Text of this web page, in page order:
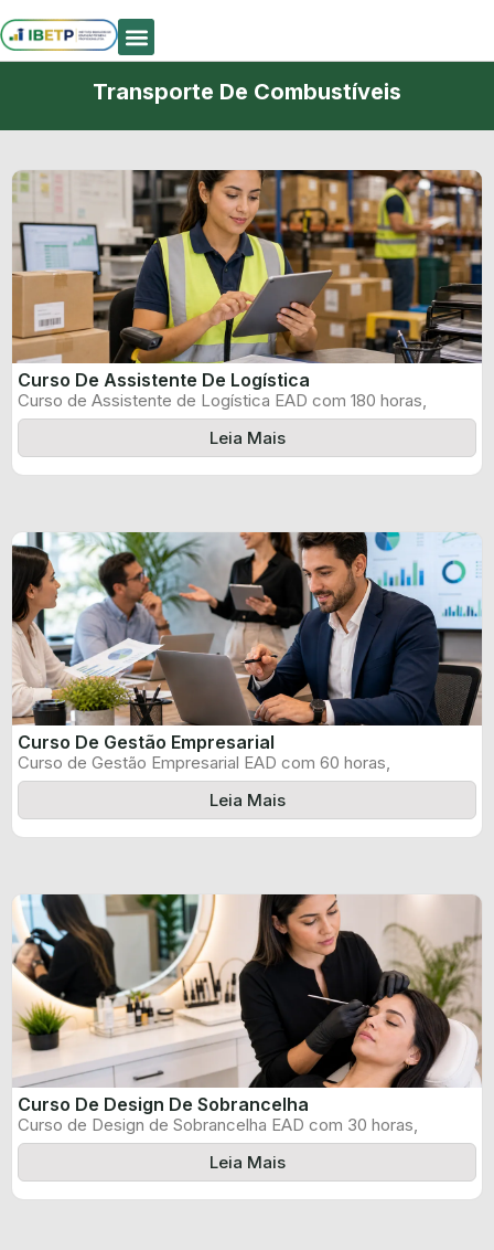
Transporte De Combustíveis
Curso De Assistente De Logística
Curso de Assistente de Logística EAD com 180 horas,
certificado informado pelo produtor ...
Leia Mais
Curso De Gestão Empresarial
Curso de Gestão Empresarial EAD com 60 horas,
certificado informado pelo produtor e ...
Leia Mais
Curso De Design De Sobrancelha
Curso de Design de Sobrancelha EAD com 30 horas,
certificado informado pelo produtor ...
Leia Mais